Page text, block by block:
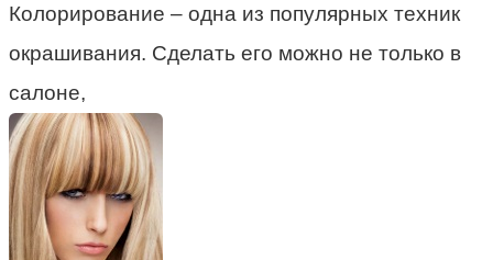
Колорирование – одна из популярных техник
окрашивания. Сделать его можно не только в
салоне,